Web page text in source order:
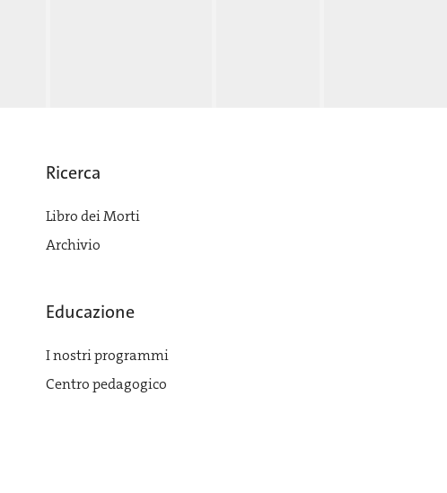
Ricerca
Libro dei Morti
Archivio
Educazione
I nostri programmi
Centro pedagogico